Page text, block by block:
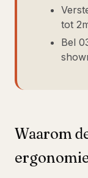
tot
Bel
Waarom